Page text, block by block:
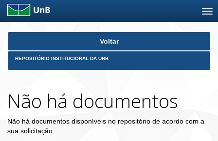
Skip
Voltar
REPOSITÓRIO INSTITUCIONAL DA UNB
Não há documentos
Não há documentos disponíveis no repositório de acordo com a
sua solicitação.